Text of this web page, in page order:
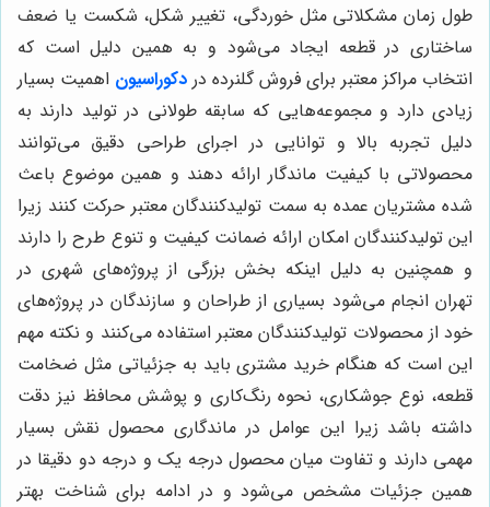
طول زمان مشکلاتی مثل خوردگی، تغییر شکل، شکست یا ضعف
ساختاری در قطعه ایجاد می‌شود و به همین دلیل است که
انتخاب مراکز معتبر برای فروش گلنرده در دکوراسیون اهمیت بسیار
زیادی دارد و مجموعه‌هایی که سابقه طولانی در تولید دارند به
دلیل تجربه بالا و توانایی در اجرای طراحی دقیق می‌توانند
محصولاتی با کیفیت ماندگار ارائه دهند و همین موضوع باعث
شده مشتریان عمده به سمت تولیدکنندگان معتبر حرکت کنند زیرا
این تولیدکنندگان امکان ارائه ضمانت کیفیت و تنوع طرح را دارند
و همچنین به دلیل اینکه بخش بزرگی از پروژه‌های شهری در
تهران انجام می‌شود بسیاری از طراحان و سازندگان در پروژه‌های
خود از محصولات تولیدکنندگان معتبر استفاده می‌کنند و نکته مهم
این است که هنگام خرید مشتری باید به جزئیاتی مثل ضخامت
قطعه، نوع جوشکاری، نحوه رنگ‌کاری و پوشش محافظ نیز دقت
داشته باشد زیرا این عوامل در ماندگاری محصول نقش بسیار
مهمی دارند و تفاوت میان محصول درجه یک و درجه دو دقیقا در
همین جزئیات مشخص می‌شود و در ادامه برای شناخت بهتر